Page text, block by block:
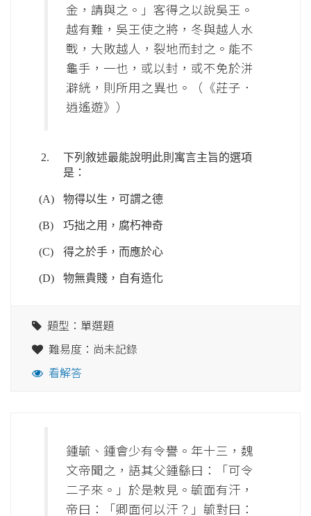
金，請與之。」客得之以說吳王。
越有難，吳王使之將，冬與越人水
戰，大敗越人，裂地而封之。能不
龜手，一也，或以封，或不免於洴
澼絖，則所用之異也。（《莊子．
逍遙遊》）
2.
下列敘述最能說明此則寓言主旨的選項
是：
(A) 物得以生，可謂之德
(B) 巧拙之用，腐朽神奇
(C) 得之於手，而應於心
(D) 物無貴賤，自有造化
題型：單選題
難易度：尚未記錄
看解答
鍾毓、鍾會少有令譽。年十三，魏
文帝聞之，語其父鍾繇曰：「可令
二子來。」於是敕見。毓面有汗，
帝曰：「卿面何以汗？」毓對曰：